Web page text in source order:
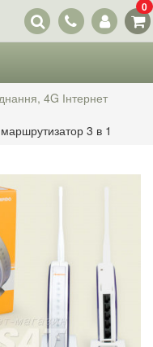
Наші
контакти
0
4G Інтернет
3 в 1